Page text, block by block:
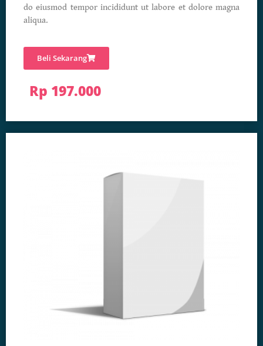
do eiusmod tempor incididunt ut labore et dolore magna
aliqua.
Beli Sekarang
Rp 197.000